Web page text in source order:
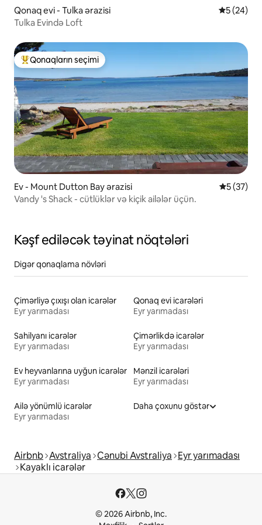
Qonaq evi - Tulka ərazisi Ortalama
5 (24)
Tulka Evində Loft
Populyar "Qonaqların seçimi"
Qonaqların seçimi
Ev - Mount Dutton Bay ərazisi Ortalama
5 (37)
Vandy 's Shack - cütlüklər və kiçik ailələr üçün.
Kəşf ediləcək təyinat nöqtələri
Digər qonaqlama növləri
Çimərliyə çıxışı olan icarələr
Eyr yarımadası
Qonaq evi icarələri
Eyr yarımadası
Sahilyanı icarələr
Eyr yarımadası
Çimərlikdə icarələr
Eyr yarımadası
Ev heyvanlarına uyğun icarələr
Eyr yarımadası
Mənzil icarələri
Eyr yarımadası
Ailə yönümlü icarələr
Eyr yarımadası
Daha çoxunu göstər
Airbnb Avstraliya Cənubi Avstraliya Eyr yarımadası
Kayaklı icarələr
© 2026 Airbnb, Inc.